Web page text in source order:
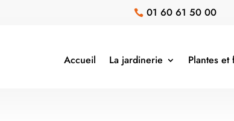
 01 60 61 50 00
Accueil La jardinerie Plantes et